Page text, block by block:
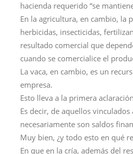
hacienda requerido “se
En la agricultura, en cambio, la
herbicidas, insecticidas,
resultado comercial que
cuando se comercialice el
La vaca, en cambio, es un
empresa.
Esto lleva a la primera
Es decir, de aquellos
necesariamente son saldos
Muy bien, ¿y todo esto en qué
En que en la cría, además del